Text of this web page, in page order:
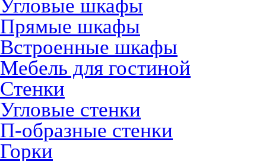
Угловые шкафы
Прямые шкафы
Встроенные шкафы
Мебель для гостиной
Стенки
Угловые стенки
П-образные стенки
Горки